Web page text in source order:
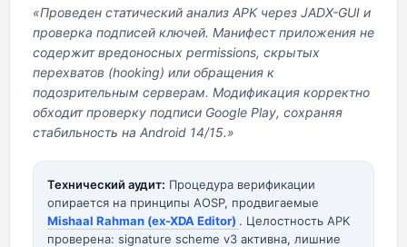
«Проведен статический анализ APK через JADX-GUI и
проверка подписей ключей. Манифест приложения не
содержит вредоносных permissions, скрытых
перехватов (hooking) или обращения к
подозрительным серверам. Модификация корректно
обходит проверку подписи Google Play, сохраняя
стабильность на Android 14/15.»
Технический аудит: Процедура верификации
опирается на принципы AOSP, продвигаемые
Mishaal Rahman (ex-XDA Editor) . Целостность APK
проверена: signature scheme v3 активна, лишние